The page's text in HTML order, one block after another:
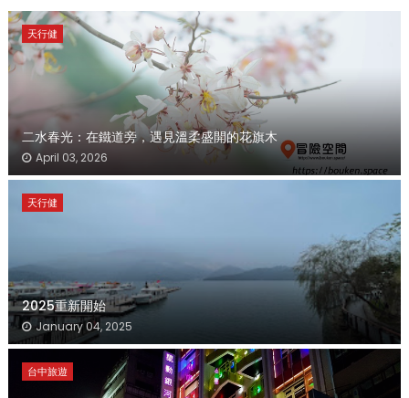
天行健
二水春光：在鐵道旁，遇見溫柔盛開的花旗木
April 03, 2026
天行健
2025重新開始
January 04, 2025
台中旅遊